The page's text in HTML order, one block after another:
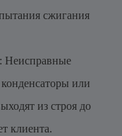
сжигания
Неисправные
или
из строя до
клиента.